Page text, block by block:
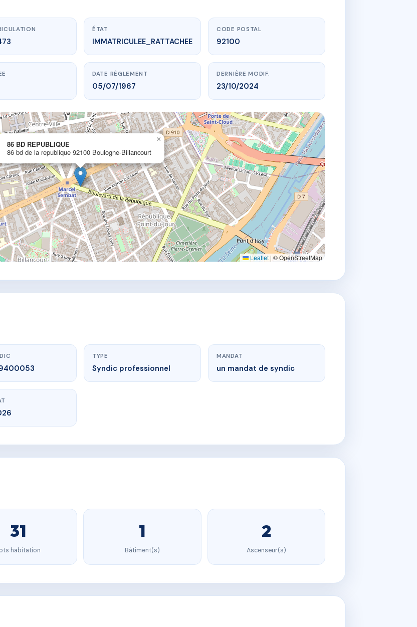
AC6572473
REPUBLIQUE
92100 Boulogne-Billancourt
ÉTAT
IMMATRICULEE_RATTACHEE
CODE POSTAL
92100
DATE RÈGLEMENT
05/07/1967
DERNIÈRE MODIF.
23/10/2024
86 BD REPUBLIQUE
86 bd de la republique 92100 Boulogne-Billancourt
×
Leaflet | © OpenStreetMap
TYPE
Syndic professionnel
MANDAT
un mandat de syndic
31
habitation
1
Bâtiment(s)
2
Ascenseur(s)